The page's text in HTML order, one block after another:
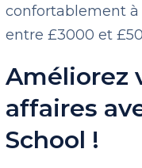
confortablement
entre £3000 et
Améliorez
affaires
School !